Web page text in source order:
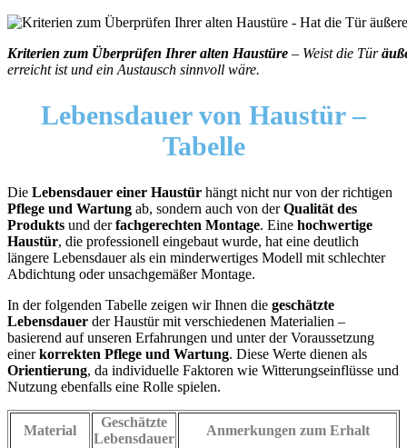
Kriterien zum Überprüfen Ihrer alten Haustüre – Weist die Tür
erreicht ist und ein Austausch sinnvoll wäre.
Lebensdauervon Haustür –
Tabelle
Die Lebensdauer einer Haustür hängt nicht nur von der richtigen
Pflege und Wartung ab, sondern auch von derQualität des
Produkts und derfachgerechten Montage. Eine hochwertige
Haustür, die professionell eingebaut wurde, hat eine deutlich
längere Lebensdauer als ein minderwertiges Modell mit schlechter
Abdichtung oder unsachgemäßer Montage.
In der folgenden Tabelle zeigen wir Ihnen die geschätzte
Lebensdauer der Haustür mit verschiedenen Materialien –
basierend auf unseren Erfahrungen und unter der Voraussetzung
einerkorrekten Pflege und Wartung. Diese Werte dienen als
Orientierung, da individuelle Faktoren wie Witterungseinflüsse und
Nutzung ebenfalls eine Rolle spielen.
Material
Geschätzte
Lebensdauer
Anmerkungen zum Erhalt